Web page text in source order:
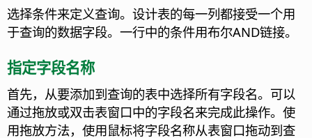
选择条件来定义查询。 设计表的每一列都接受一个用
于查询的数据字段。一行中的条件用布尔AND链接。
指定字段名称
首先，从要添加到查询的表中选择所有字段名。可以
通过拖放或双击表窗口中的字段名来完成此操作。使
用拖放方法，使用鼠标将字段名称从表窗口拖动到查